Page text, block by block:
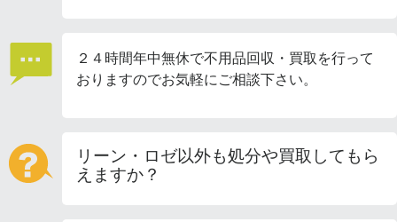
２４時間年中無休で不用品回収・買取を行って
おりますのでお気軽にご相談下さい。
リーン・ロゼ以外も処分や買取してもら
えますか？